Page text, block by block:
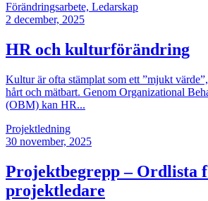
Förändringsarbete, Ledarskap
2 december, 2025
HR och kulturförändring
Kultur är ofta stämplat som ett ”mjukt
hårt och mätbart. Genom Organizational
(OBM) kan HR...
Projektledning
30 november, 2025
Projektbegrepp – Ordlista
projektledare